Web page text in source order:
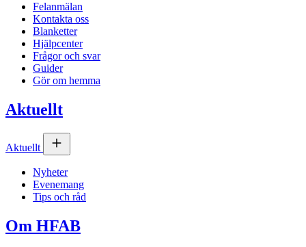
Felanmälan
Kontakta oss
Blanketter
Hjälpcenter
Frågor och svar
Guider
Gör om hemma
Aktuellt
Aktuellt
Nyheter
Evenemang
Tips och råd
Om HFAB